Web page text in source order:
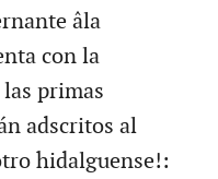
âla
con la
primas
adscritos al
hidalguense!: